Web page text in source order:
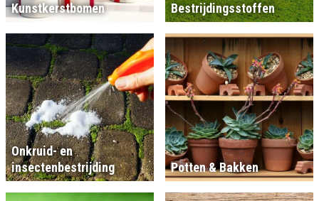
Kunstkerstbomen
Bestrijdingsstoffen
Onkruid- en
insectenbestrijding
Potten & Bakken